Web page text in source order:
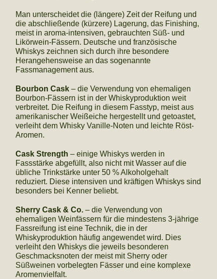
Man unterscheidet die (längere) Zeit der Reifung und
die abschließende (kürzere) Lagerung, das Finishing,
meist in aroma-intensiven, gebrauchten Süß- und
Likörwein-Fässern. Deutsche und französische
Whiskys zeichnen sich durch ihre besondere
Herangehensweise an das sogenannte
Fassmanagement aus.
Bourbon Cask– die Verwendung von ehemaligen
Bourbon-Fässern ist in der Whiskyproduktion weit
verbreitet. Die Reifung in diesem Fasstyp, meist aus
amerikanischer Weißeiche hergestellt und getoastet,
verleiht dem Whisky Vanille-Noten und leichte Röst-
Aromen.
Cask Strength – einige Whiskys werden in
Fassstärke abgefüllt, also nicht mit Wasser auf die
übliche Trinkstärke unter 50 % Alkoholgehalt
reduziert. Diese intensiven und kräftigen Whiskys sind
besonders bei Kenner beliebt.
Sherry Cask & Co.– die Verwendung von
ehemaligen Weinfässern für die mindestens 3-jährige
Fassreifung ist eine Technik, die in der
Whiskyproduktion häufig angewendet wird. Dies
verleiht den Whiskys die jeweils besonderen
Geschmacksnoten der meist mit Sherry oder
Süßweinen vorbelegten Fässer und eine komplexe
Aromenvielfalt.